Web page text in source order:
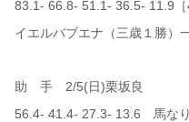
83.1- 66.8- 51.1- 36.5- 11.9［
イエルバブエナ（三歳１勝）
助 手 2/5(日)栗坂良
56.4- 41.4- 27.3- 13.6 馬な